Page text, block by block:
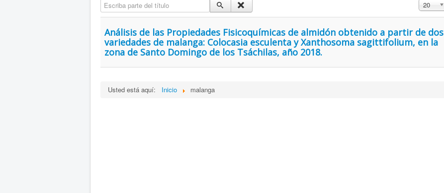
Escriba parte del título Mostrar #
20
Análisis de las Propiedades Fisicoquímicas de almidón obtenido a partir de dos
variedades de malanga: Colocasia esculenta y Xanthosoma sagittifolium, en la
zona de Santo Domingo de los Tsáchilas, año 2018.
Usted está aquí: Inicio malanga